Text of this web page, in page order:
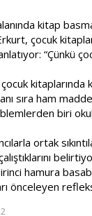
alanında kitap
çocuk
“Çünkü
kitaplarında
sıra ham
biri
ortak
hamura
önceleyen